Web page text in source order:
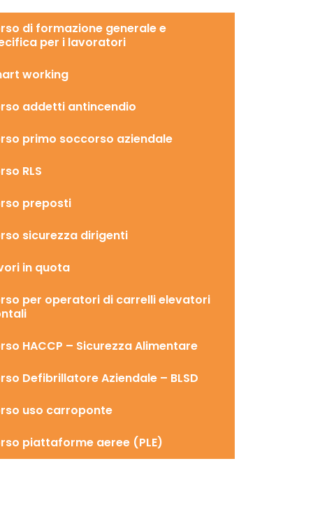
di formazione generale e
per i lavoratori
working
addetti antincendio
primo soccorso aziendale
RLS
preposti
sicurezza dirigenti
in quota
per operatori di carrelli elevatori
HACCP – Sicurezza Alimentare
Defibrillatore Aziendale – BLSD
uso carroponte
piattaforme aeree (PLE)